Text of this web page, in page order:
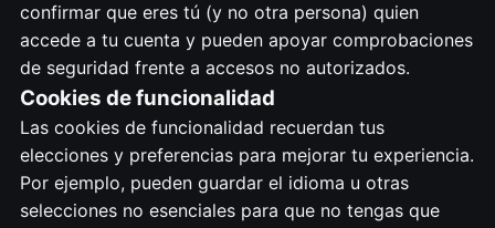
confirmar que eres tú (y no otra persona) quien
accede a tu cuenta y pueden apoyar comprobaciones
de seguridad frente a accesos no autorizados.
Cookies de funcionalidad
Las cookies de funcionalidad recuerdan tus
elecciones y preferencias para mejorar tu experiencia.
Por ejemplo, pueden guardar el idioma u otras
selecciones no esenciales para que no tengas que